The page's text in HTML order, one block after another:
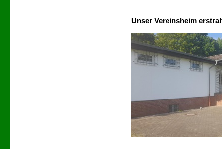
Unser Vereinsheim